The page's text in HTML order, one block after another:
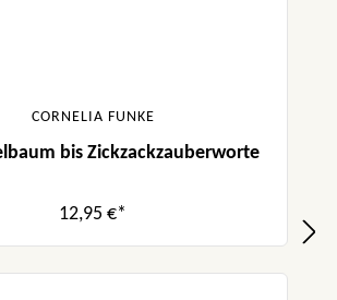
CORNELIA FUNKE
bis Zickzackzauberworte
12,95 €*